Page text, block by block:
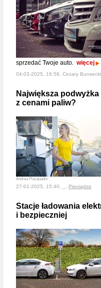
sprzedać Twoje auto. więcej
04-03-2025, 16:58, Cezary Bunsecki,
Największa
z cenami paliw?
Andrea Piacquadio
27-01-2025, 15:40, _, Pieniądze
Stacje ładowania
i bezpieczniej